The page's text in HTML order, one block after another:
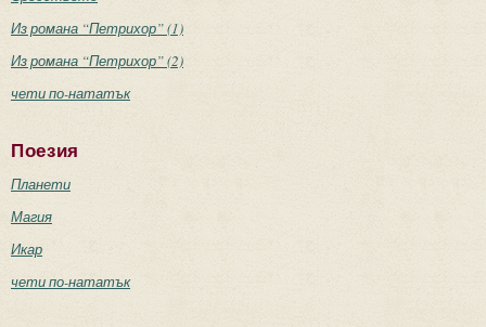
Из романа “Петрихор” (1)
Из романа “Петрихор” (2)
чети по-нататък
Поезия
Планети
Магия
Икар
чети по-нататък